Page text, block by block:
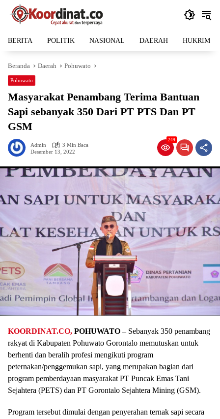
Langsung
BERITA POLITIK NASIONAL DAERAH HUKRIM
Beranda Daerah Pohuwato
Pohuwato
Masyarakat Penambang Terima Bantuan
Sapi sebanyak 350 Dari PT PTS Dan PT
GSM
Admin
3 Min Baca
Desember 13, 2022
249
KOORDINAT.CO, POHUWATO – Sebanyak 350 penambang
rakyat di Kabupaten Pohuwato Gorontalo memutuskan untuk
berhenti dan beralih profesi mengikuti program
peternakan/penggemukan sapi, yang merupakan bagian dari
program pemberdayaan masyarakat PT Puncak Emas Tani
Sejahtera (PETS) dan PT Gorontalo Sejahtera Mining (GSM).
Program tersebut dimulai dengan penyerahan ternak sapi secara